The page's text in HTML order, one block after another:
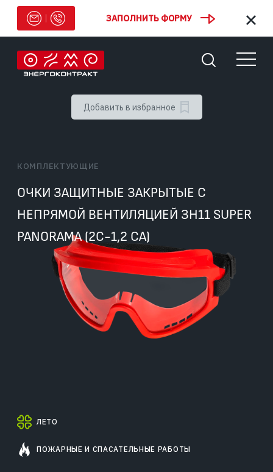
Добавить в избранное
КОМПЛЕКТУЮЩИЕ
ОЧКИ ЗАЩИТНЫЕ ЗАКРЫТЫЕ С
НЕПРЯМОЙ ВЕНТИЛЯЦИЕЙ ЗН11 SUPER
PANORAMA (2С-1,2 CA)
ЛЕТО
ПОЖАРНЫЕ И СПАСАТЕЛЬНЫЕ РАБОТЫ
ЗАПОЛНИТЬ ФОРМУ